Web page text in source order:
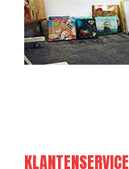
KLANTENSERVICE